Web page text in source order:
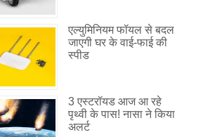
एल्युमिनियम फॉयल से बदल
जाएगी घर के वाई-फाई की
स्पीड
3 एस्टरॉयड आज आ रहे
पृथ्वी के पास! नासा ने किया
अलर्ट